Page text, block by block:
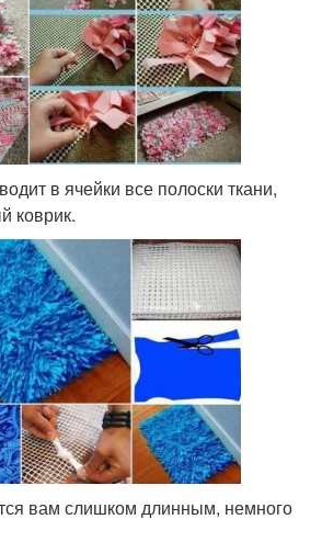
в ячейки все полоски ткани,
коврик.
вам слишком длинным, немного